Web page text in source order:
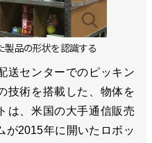
製品の形状を認識する
送センターでのピッキン
技術を搭載した、物体を
は、米国の大手通信販売
が2015年に開いたロボッ